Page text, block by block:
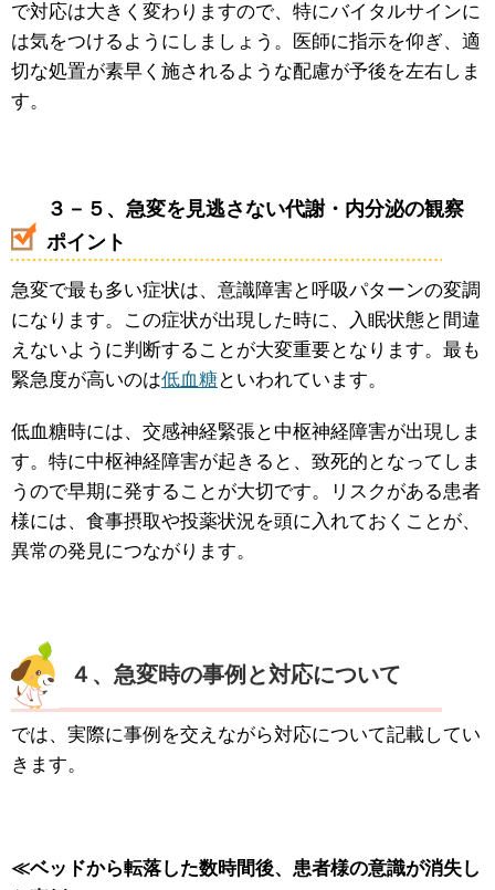
で対応は大きく変わりますので、特にバイタルサインに
は気をつけるようにしましょう。医師に指示を仰ぎ、適
切な処置が素早く施されるような配慮が予後を左右しま
す。
３－５、急変を見逃さない代謝・内分泌の観察
ポイント
急変で最も多い症状は、意識障害と呼吸パターンの変調
になります。この症状が出現した時に、入眠状態と間違
えないように判断することが大変重要となります。最も
緊急度が高いのは低血糖といわれています。
低血糖時には、交感神経緊張と中枢神経障害が出現しま
す。特に中枢神経障害が起きると、致死的となってしま
うので早期に発することが大切です。リスクがある患者
様には、食事摂取や投薬状況を頭に入れておくことが、
異常の発見につながります。
４、急変時の事例と対応について
では、実際に事例を交えながら対応について記載してい
きます。
≪ベッドから転落した数時間後、患者様の意識が消失し